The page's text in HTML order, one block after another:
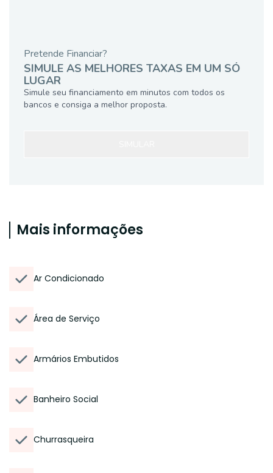
Pretende Financiar?
SIMULE AS MELHORES TAXAS EM UM SÓ
LUGAR
Simule seu financiamento em minutos com todos os
bancos e consiga a melhor proposta.
Mais informações
Ar Condicionado
Área de Serviço
Armários Embutidos
Banheiro Social
Churrasqueira